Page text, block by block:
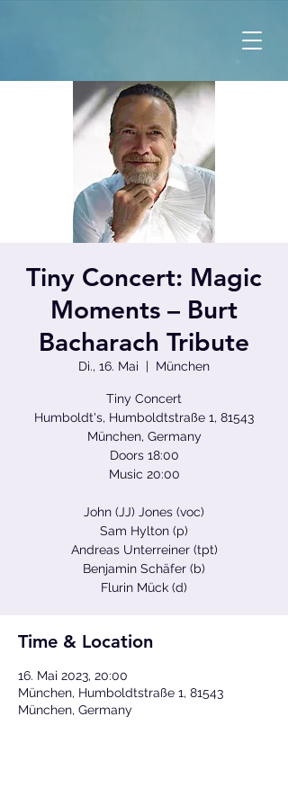
Tiny Concert: Magic
Moments – Burt
Bacharach Tribute
Di., 16. Mai
  |
München
Tiny Concert
Humboldt's, Humboldtstraße 1, 81543
München, Germany
Doors 18:00
Music 20:00
John (JJ) Jones (voc)
Sam Hylton (p)
Andreas Unterreiner (tpt)
Benjamin Schäfer (b)
Flurin Mück (d)
Time & Location
16. Mai 2023, 20:00
München, Humboldtstraße 1, 81543
München, Germany